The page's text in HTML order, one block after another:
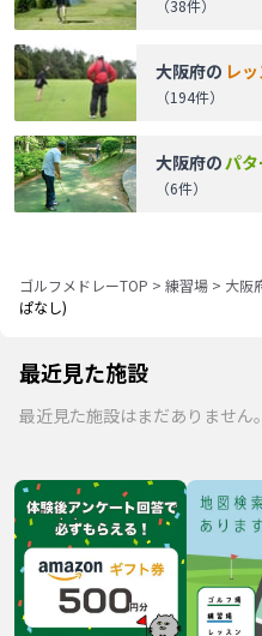
（38件）
大阪府の レ
（194件）
大阪府のパ
（6件）
ゴルフメドレーTOP > 練習場 > 大阪
ぱなし)
最近見た施設
最近見た施設はまだありません。